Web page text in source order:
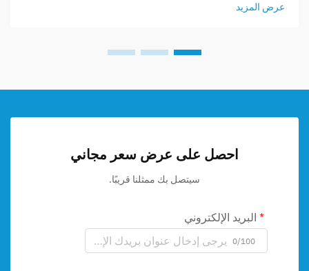
عرض المزيد
احصل على عرض سعر مجاني
سيتصل بك ممثلنا قريبًا.
البريد الإلكتروني
0/100